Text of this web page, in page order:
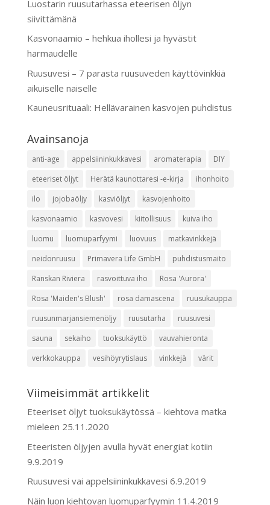
Luostarin ruusutarhassa eteerisen öljyn
siivittämänä
Kasvonaamio – hehkua ihollesi ja hyvästit
harmaudelle
Ruusuvesi – 7 parasta ruusuveden käyttövinkkiä
aikuiselle naiselle
Kauneusrituaali: Hellävarainen kasvojen puhdistus
Avainsanoja
anti-age appelsiininkukkavesi aromaterapia
DIY
eteeriset öljyt
Herätä kaunottaresi -e-kirja
ihonhoito
ilo
jojobaöljy kasviöljyt
kasvojenhoito
kasvonaamio
kasvovesi kiitollisuus
kuiva iho
luomu
luomuparfyymi luovuus
matkavinkkejä
neidonruusu
Primavera Life GmbH
puhdistusmaito
Ranskan Riviera
rasvoittuva iho
Rosa 'Aurora'
Rosa 'Maiden's Blush'
rosa damascena
ruusukauppa
ruusunmarjansiemenöljy
ruusutarha
ruusuvesi
sauna
sekaiho tuoksukäyttö
vauvahieronta
verkkokauppa
vesihöyrytislaus vinkkejä värit
Viimeisimmät artikkelit
Eteeriset öljyt tuoksukäytössä – kiehtova matka
mieleen 25.11.2020
Eteeristen öljyjen avulla hyvät energiat kotiin
9.9.2019
Ruusuvesi vai appelsiininkukkavesi 6.9.2019
Näin luon kiehtovan luomuparfyymin 11.4.2019